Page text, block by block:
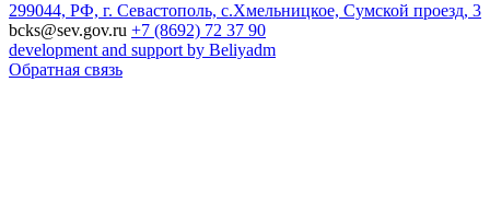
299044, РФ, г. Севастополь, с.Хмельницкое, Сумской проезд, 3
bcks@sev.gov.ru +7 (8692) 72 37 90
development and support by Beliyadm
Обратная связь